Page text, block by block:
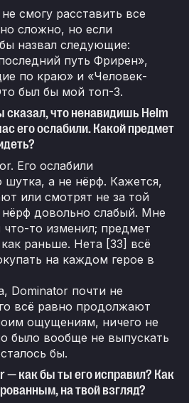
смогу расставить все
сложно, но если
назвал следующие:
путь Фрирен»,
по краю» и «Человек-
был бы мой топ-3.
сказал, что ненавидишь Helm
его ослабили. Какой предмет
Его ослабили
шутка, а не нёрф. Кажется,
или смотрят не за той
довольно слабый. Мне
что-то изменил; предмет
раньше. Нета [33] всё
на каждом герое в
Dominator почти не
всё равно продолжают
ощущениям, ничего не
было вообще не выпускать
бы.
r — как бы ты его исправил? Как
на твой взгляд?